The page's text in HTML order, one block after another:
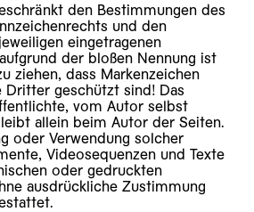
den Bestimmungen des
und den
eingetragenen
der bloßen Nennung ist
ziehen, dass Markenzeichen
Dritter geschützt sind! Das
vom Autor selbst
allein beim Autor der Seiten.
oder Verwendung solcher
Videosequenzen und Texte
oder gedruckten
ausdrückliche Zustimmung